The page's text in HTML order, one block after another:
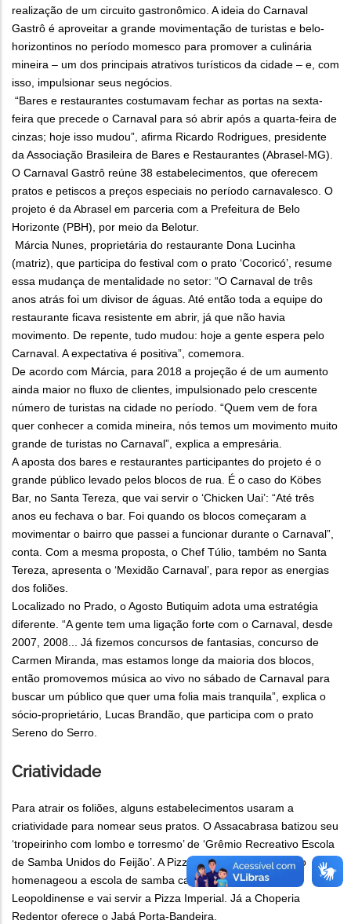
realização de um circuito gastronômico. A ideia do Carnaval
Gastrô é aproveitar a grande movimentação de turistas e belo-
horizontinos no período momesco para promover a culinária
mineira – um dos principais atrativos turísticos da cidade – e, com
isso, impulsionar seus negócios.
“Bares e restaurantes costumavam fechar as portas na sexta-
feira que precede o Carnaval para só abrir após a quarta-feira de
cinzas; hoje isso mudou”, afirma Ricardo Rodrigues, presidente
da Associação Brasileira de Bares e Restaurantes (Abrasel-MG).
O Carnaval Gastrô reúne 38 estabelecimentos, que oferecem
pratos e petiscos a preços especiais no período carnavalesco. O
projeto é da Abrasel em parceria com a Prefeitura de Belo
Horizonte (PBH), por meio da Belotur.
Márcia Nunes, proprietária do restaurante Dona Lucinha
(matriz), que participa do festival com o prato ‘Cocoricó’, resume
essa mudança de mentalidade no setor: “O Carnaval de três
anos atrás foi um divisor de águas. Até então toda a equipe do
restaurante ficava resistente em abrir, já que não havia
movimento. De repente, tudo mudou: hoje a gente espera pelo
Carnaval. A expectativa é positiva”, comemora.
De acordo com Márcia, para 2018 a projeção é de um aumento
ainda maior no fluxo de clientes, impulsionado pelo crescente
número de turistas na cidade no período. “Quem vem de fora
quer conhecer a comida mineira, nós temos um movimento muito
grande de turistas no Carnaval”, explica a empresária.
A aposta dos bares e restaurantes participantes do projeto é o
grande público levado pelos blocos de rua. É o caso do Köbes
Bar, no Santa Tereza, que vai servir o ‘Chicken Uai’: “Até três
anos eu fechava o bar. Foi quando os blocos começaram a
movimentar o bairro que passei a funcionar durante o Carnaval”,
conta. Com a mesma proposta, o Chef Túlio, também no Santa
Tereza, apresenta o ‘Mexidão Carnaval’, para repor as energias
dos foliões.
Localizado no Prado, o Agosto Butiquim adota uma estratégia
diferente. “A gente tem uma ligação forte com o Carnaval, desde
2007, 2008... Já fizemos concursos de fantasias, concurso de
Carmen Miranda, mas estamos longe da maioria dos blocos,
então promovemos música ao vivo no sábado de Carnaval para
buscar um público que quer uma folia mais tranquila”, explica o
sócio-proprietário, Lucas Brandão, que participa com o prato
Sereno do Serro.
Criatividade
Para atrair os foliões, alguns estabelecimentos usaram a
criatividade para nomear seus pratos. O Assacabrasa batizou seu
‘tropeirinho com lombo e torresmo’ de ‘Grêmio Recreativo Escola
de Samba Unidos do Feijão’. A Pizzaria Parada do Cardoso
homenageou a escola de samba carioca Imperatriz
Leopoldinense e vai servir a Pizza Imperial. Já a Choperia
Redentor oferece o Jabá Porta-Bandeira.